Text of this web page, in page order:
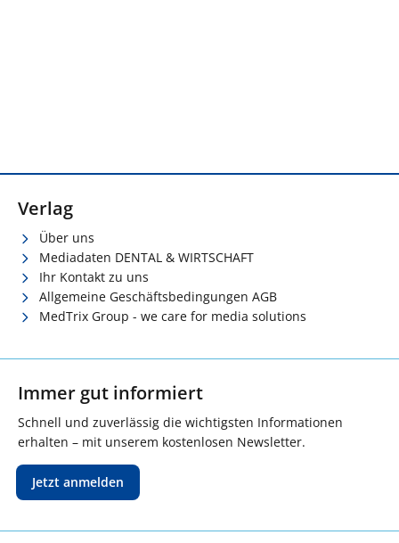
Verlag
Über uns
Mediadaten DENTAL & WIRTSCHAFT
Ihr Kontakt zu uns
Allgemeine Geschäftsbedingungen AGB
MedTrix Group - we care for media solutions
Immer gut informiert
Schnell und zuverlässig die wichtigsten Informationen
erhalten – mit unserem kostenlosen Newsletter.
Jetzt anmelden